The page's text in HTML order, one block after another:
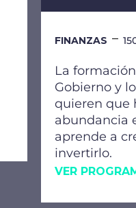
FINANZAS
La
Gobierno y
quieren que
abundancia
aprende a
invertirlo.
VER